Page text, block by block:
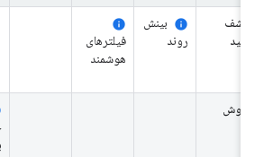
بینش
info
فیلترهای
هوشمند